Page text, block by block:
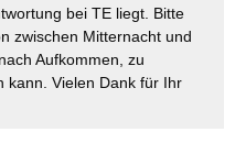
bei TE liegt. Bitte
zwischen Mitternacht und
Aufkommen, zu
kann. Vielen Dank für Ihr